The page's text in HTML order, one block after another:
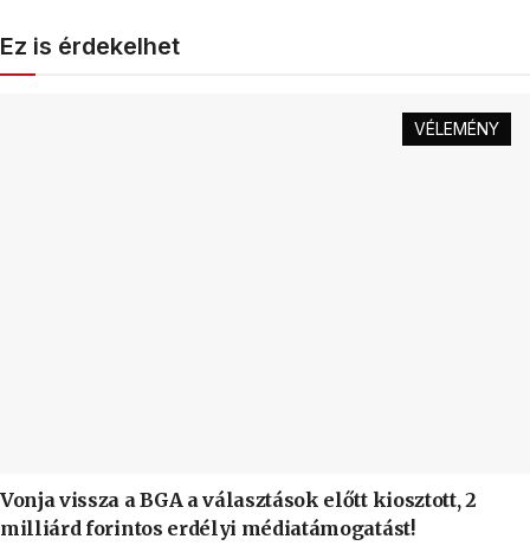
Ez is érdekelhet
VÉLEMÉNY
Vonja vissza a BGA a választások előtt kiosztott, 2
milliárd forintos erdélyi médiatámogatást!